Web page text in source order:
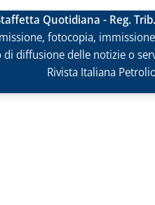
Quotidiana - Reg.
fotocopia,
diffusione delle notizie o
Rivista Italiana